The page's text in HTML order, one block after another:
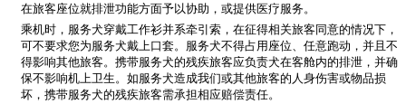
在旅客座位就排泄功能方面予以协助，或提供医疗服务。
乘机时，服务犬穿戴工作衫并系牵引索，在征得相关旅客同意的情况下，
可不要求您为服务犬戴上口套。服务犬不得占用座位、任意跑动，并且不
得影响其他旅客。携带服务犬的残疾旅客应负责犬在客舱内的排泄，并确
保不影响机上卫生。如服务犬造成我们或其他旅客的人身伤害或物品损
坏，携带服务犬的残疾旅客需承担相应赔偿责任。